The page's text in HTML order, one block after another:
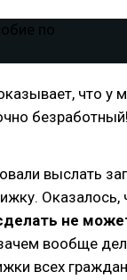
что у
выслать
Оказалось,
не
вообще
всех